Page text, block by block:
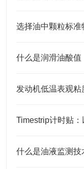
选择油中颗粒标准
什么是润滑油酸值
Timestrip计时贴
什么是油液监测技